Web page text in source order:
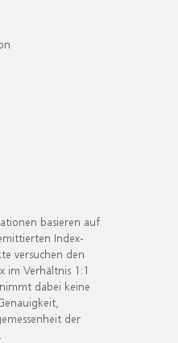
basieren auf
Index-
versuchen den
im Verhältnis 1:1
dabei keine
der